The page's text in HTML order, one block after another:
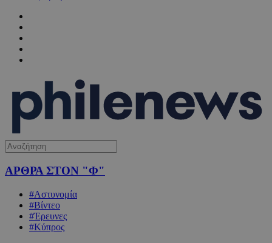
ΑΡΘΡΑ ΣΤΟΝ "Φ"
#Αστυνομία
#Βίντεο
#Έρευνες
#Κύπρος